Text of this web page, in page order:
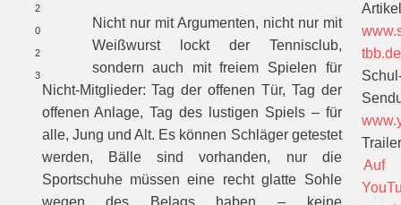
2
0
2
3
Nicht nur mit Argumenten, nicht nur mit
Weißwurst lockt der Tennisclub,
sondern auch mit freiem Spielen für
Nicht-Mitglieder: Tag der offenen Tür, Tag der
offenen Anlage, Tag des lustigen Spiels – für
alle, Jung und Alt. Es können Schläger getestet
werden, Bälle sind vorhanden, nur die
Sportschuhe müssen eine recht glatte Sohle
wegen des Belags haben – keine
tbb.de
Auf